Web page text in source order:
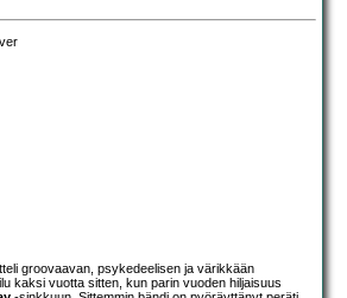
groovaavan, psykedeelisen ja värikkään
kaksi vuotta sitten, kun parin vuoden hiljaisuus